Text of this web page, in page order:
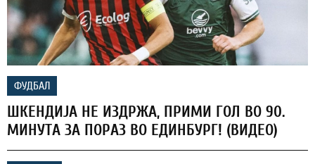
ФУДБАЛ
ШКЕНДИЈА НЕ ИЗДРЖА, ПРИМИ ГОЛ ВО 90.
МИНУТА ЗА ПОРАЗ ВО ЕДИНБУРГ! (ВИДЕО)